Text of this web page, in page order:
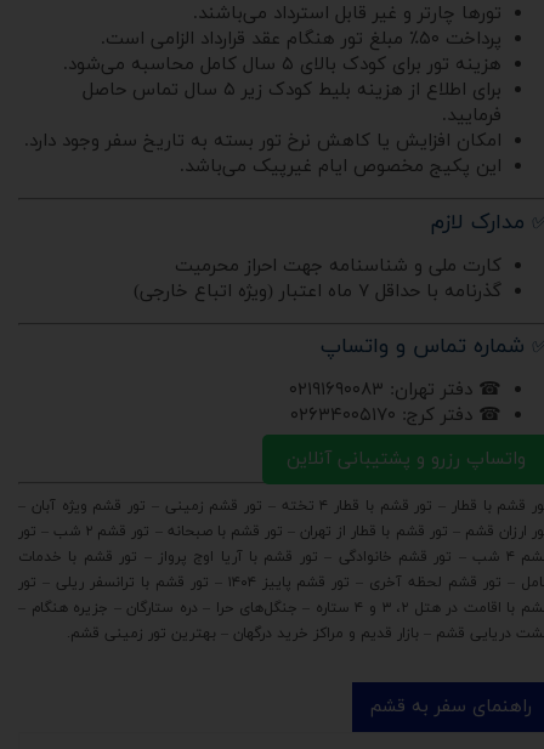
تورها چارتر و غیر قابل استرداد می‌باشند.
پرداخت ۵۰٪ مبلغ تور هنگام عقد قرارداد الزامی است.
هزینه تور برای کودک بالای ۵ سال کامل محاسبه می‌شود.
برای اطلاع از هزینه بلیط کودک زیر ۵ سال تماس حاصل
فرمایید.
امکان افزایش یا کاهش نرخ تور بسته به تاریخ سفر وجود دارد.
این پکیج مخصوص ایام غیرپیک می‌باشد.
مدارک لازم
کارت ملی و شناسنامه جهت احراز محرمیت
گذرنامه با حداقل ۷ ماه اعتبار (ویژه اتباع خارجی)
شماره تماس و واتساپ
☎ دفتر تهران: ۰۲۱۹۱۶۹۰۰۸۳
☎ دفتر کرج: ۰۲۶۳۴۰۰۵۱۷۰
واتساپ رزرو و پشتیبانی آنلاین
تور قشم با قطار – تور قشم با قطار ۴ تخته – تور قشم زمینی – تور قشم ویژه آبان –
تور ارزان قشم – تور قشم با قطار از تهران – تور قشم با صبحانه – تور قشم ۲ شب – تور
قشم ۴ شب – تور قشم خانوادگی – تور قشم با آریا اوج پرواز – تور قشم با خدمات
کامل – تور قشم لحظه آخری – تور قشم پاییز ۱۴۰۴ – تور قشم با ترانسفر ریلی – تور
قشم با اقامت در هتل ۲، ۳ و ۴ ستاره – جنگل‌های حرا – دره ستارگان – جزیره هنگام –
دریایی قشم – بازار قدیم و مراکز خرید درگهان – بهترین تور زمینی قشم.
راهنمای سفر به قشم